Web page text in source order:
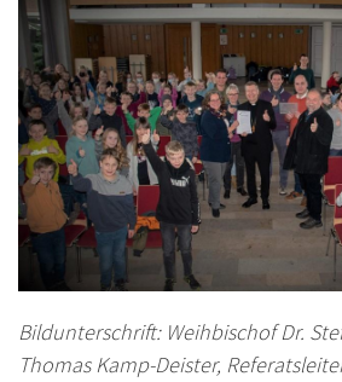
Bildunterschrift: Weihbischof Dr.
Thomas Kamp-Deister,